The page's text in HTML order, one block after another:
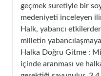
geçmek suretiyle bir
medeniyeti inceleyen
Halk, yabancı
milletin
Halka Doğru Gitme :
içinde aranması ve